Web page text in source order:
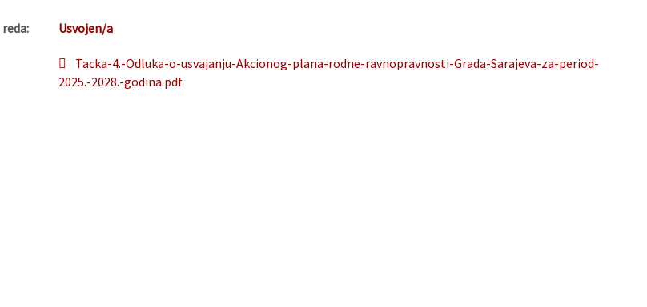
Usvojen/a
Tacka-4.-Odluka-o-usvajanju-Akcionog-plana-rodne-ravnopravnosti-Grada-Sarajeva-za-period-
2025.-2028.-godina.pdf